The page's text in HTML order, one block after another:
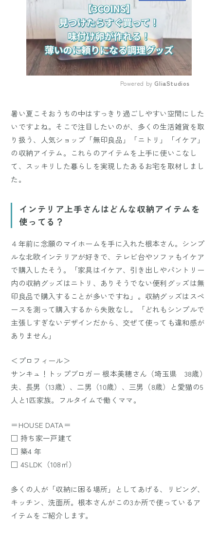
Powered by GliaStudios
暑い夏こそおうちの中はすっきり過ごしやすい空間にした
いですよね。そこで注目したいのが、多くの生活雑貨を取
り扱う、人気ショップ「無印良品」「ニトリ」「イケア」
の収納アイテム。これらのアイテムを上手に使いこなし
て、スッキリした暮らしを実現したあるお宅を取材しまし
た。
インテリア上手さんはどんな収納アイテムを
使ってる？
４年前に念願のマイホームを手に入れた根本さん。シンプ
ルな北欧インテリアが好きで、テレビ台やソファもイケア
で購入したそう。「家具はイケア、引き出しやパントリー
内の収納グッズはニトリ、ありそうでない便利グッズは無
印良品で購入することが多いですね」。収納グッズはスペ
ースを測って購入するから失敗なし。「どれもシンプルで
主張しすぎないデザインだから、交ぜて使っても違和感が
ありません」
＜プロフィール＞
サンキュ！トップブロガー 根本美穂さん（埼玉県 38歳）
夫、長男（13歳）、二男（10歳）、三男（8歳）と愛猫の5
人と1匹家族。フルタイムで働くママ。
＝HOUSE DATA＝
□ 持ち家一戸建て
□ 築4 年
□ 4SLDK（108㎡）
多くの人が「収納に困る場所」としてあげる、リビング、
キッチン、洗面所。根本さんがこの3か所で使っているア
イテムをご紹介します。